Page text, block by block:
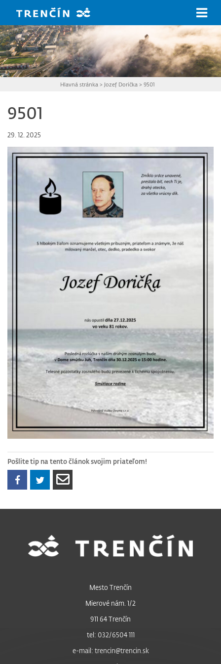
Hlavná stránka > Jozef Dorička >9501
9501
29. 12. 2025
Pošlite tip na tento článok svojim priateľom!
Mesto Trenčín
Mierové nám. 1/2
911 64 Trenčín
tel: 032/6504 111
e-mail: trencin@trencin.sk